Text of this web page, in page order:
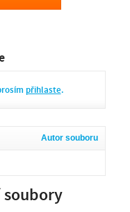
přihlaste.
Autor souboru
soubory